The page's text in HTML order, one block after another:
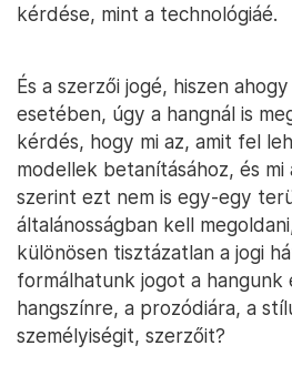
kérdése, mint a technológiáé.
És a szerzői jogé, hiszen
esetében, úgy a hangnál is
kérdés, hogy mi az, amit fel
modellek betanításához, és mi
szerint ezt nem is egy-egy
általánosságban kell
különösen tisztázatlan a jogi
formálhatunk jogot a hangunk
hangszínre, a prozódiára, a
személyiségit, szerzőit?